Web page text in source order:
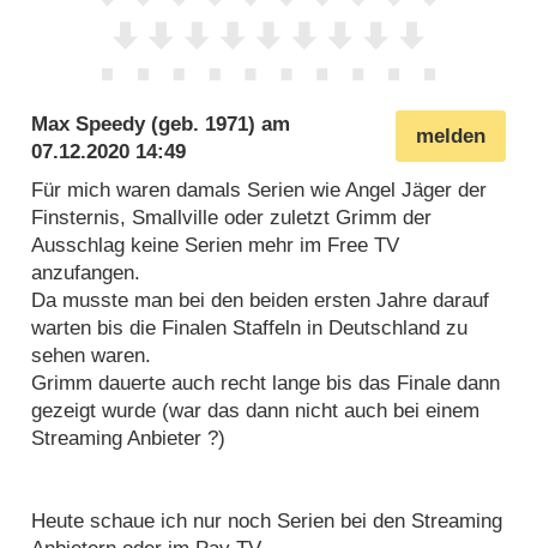
melden
Max Speedy(geb. 1971) am
07.12.2020 14:49
Für mich waren damals Serien wie Angel Jäger der
Finsternis, Smallville oder zuletzt Grimm der
Ausschlag keine Serien mehr im Free TV
anzufangen.
Da musste man bei den beiden ersten Jahre darauf
warten bis die Finalen Staffeln in Deutschland zu
sehen waren.
Grimm dauerte auch recht lange bis das Finale dann
gezeigt wurde (war das dann nicht auch bei einem
Streaming Anbieter ?)
Heute schaue ich nur noch Serien bei den Streaming